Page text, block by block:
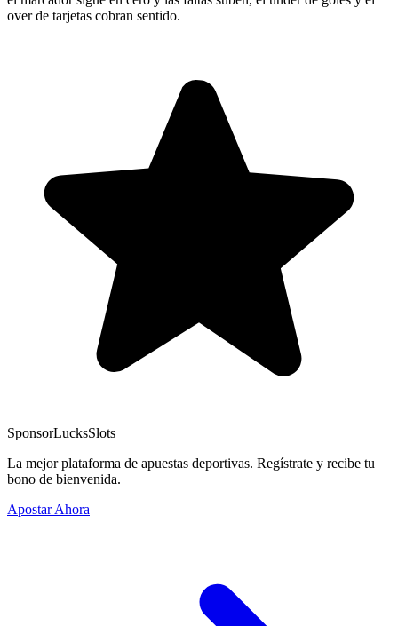
over de tarjetas cobran sentido.
SponsorLucksSlots
La mejor plataforma de apuestas deportivas. Regístrate y recibe tu
bono de bienvenida.
Apostar Ahora